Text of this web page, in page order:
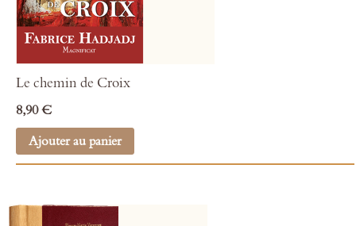
Le chemin de Croix
8,90 €
Ajouter au panier